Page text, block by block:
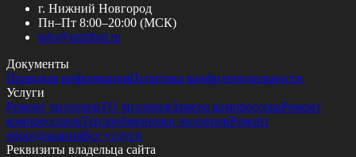
г. Нижний Новгород
Пн–Пт 8:00–20:00 (МСК)
info@nizhhol.ru
Документы
Правовая информацияПолитика конфиденциальности
Услуги
Ремонт чиллеровТО чиллеровЗамена компрессораРемонт
компрессоровТеплообменники чиллеровРемонт
оборудованияВсе услуги
Реквизиты владельца сайта